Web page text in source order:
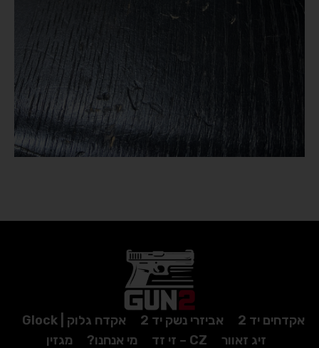
אקדחים יד 2 אביזרי נשק יד 2
אקדח גלוק | Glock
זיג זאוור
CZ – זי זד מי אנחנו? מגזין